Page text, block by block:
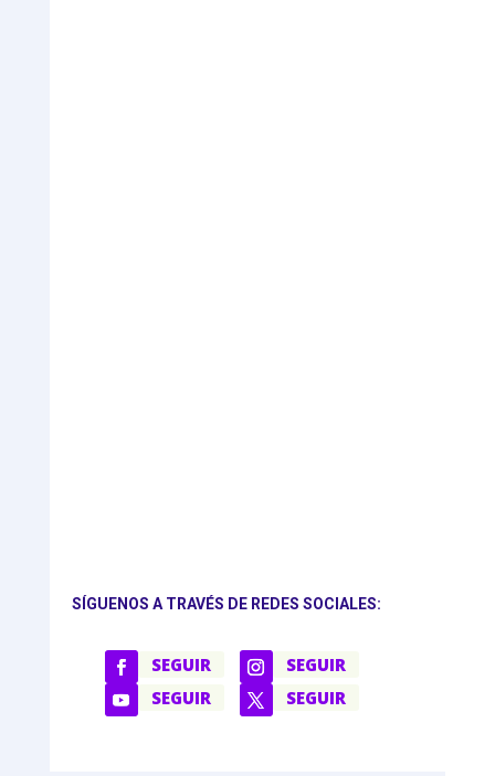
SÍGUENOS A TRAVÉS DE REDES SOCIALES:
SEGUIR
SEGUIR
SEGUIR
SEGUIR